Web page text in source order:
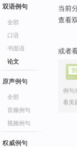
双语例句
全部
口语
书面语
论文
原声例句
全部
音频例句
视频例句
权威例句
当前
查看
或者
例句
看美